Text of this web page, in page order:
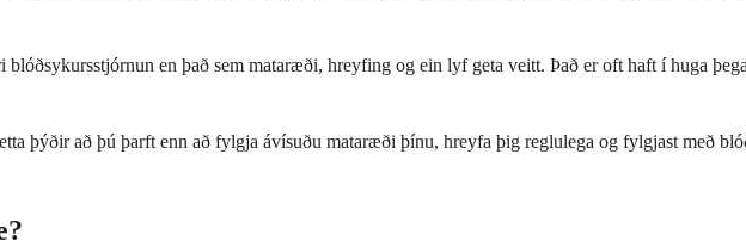
en það sem mataræði, hreyfing og ein lyf geta veitt. Það er oft haft í huga
þýðir að þú þarft enn að fylgja ávísuðu mataræði þínu, hreyfa þig reglulega og fylgjast með